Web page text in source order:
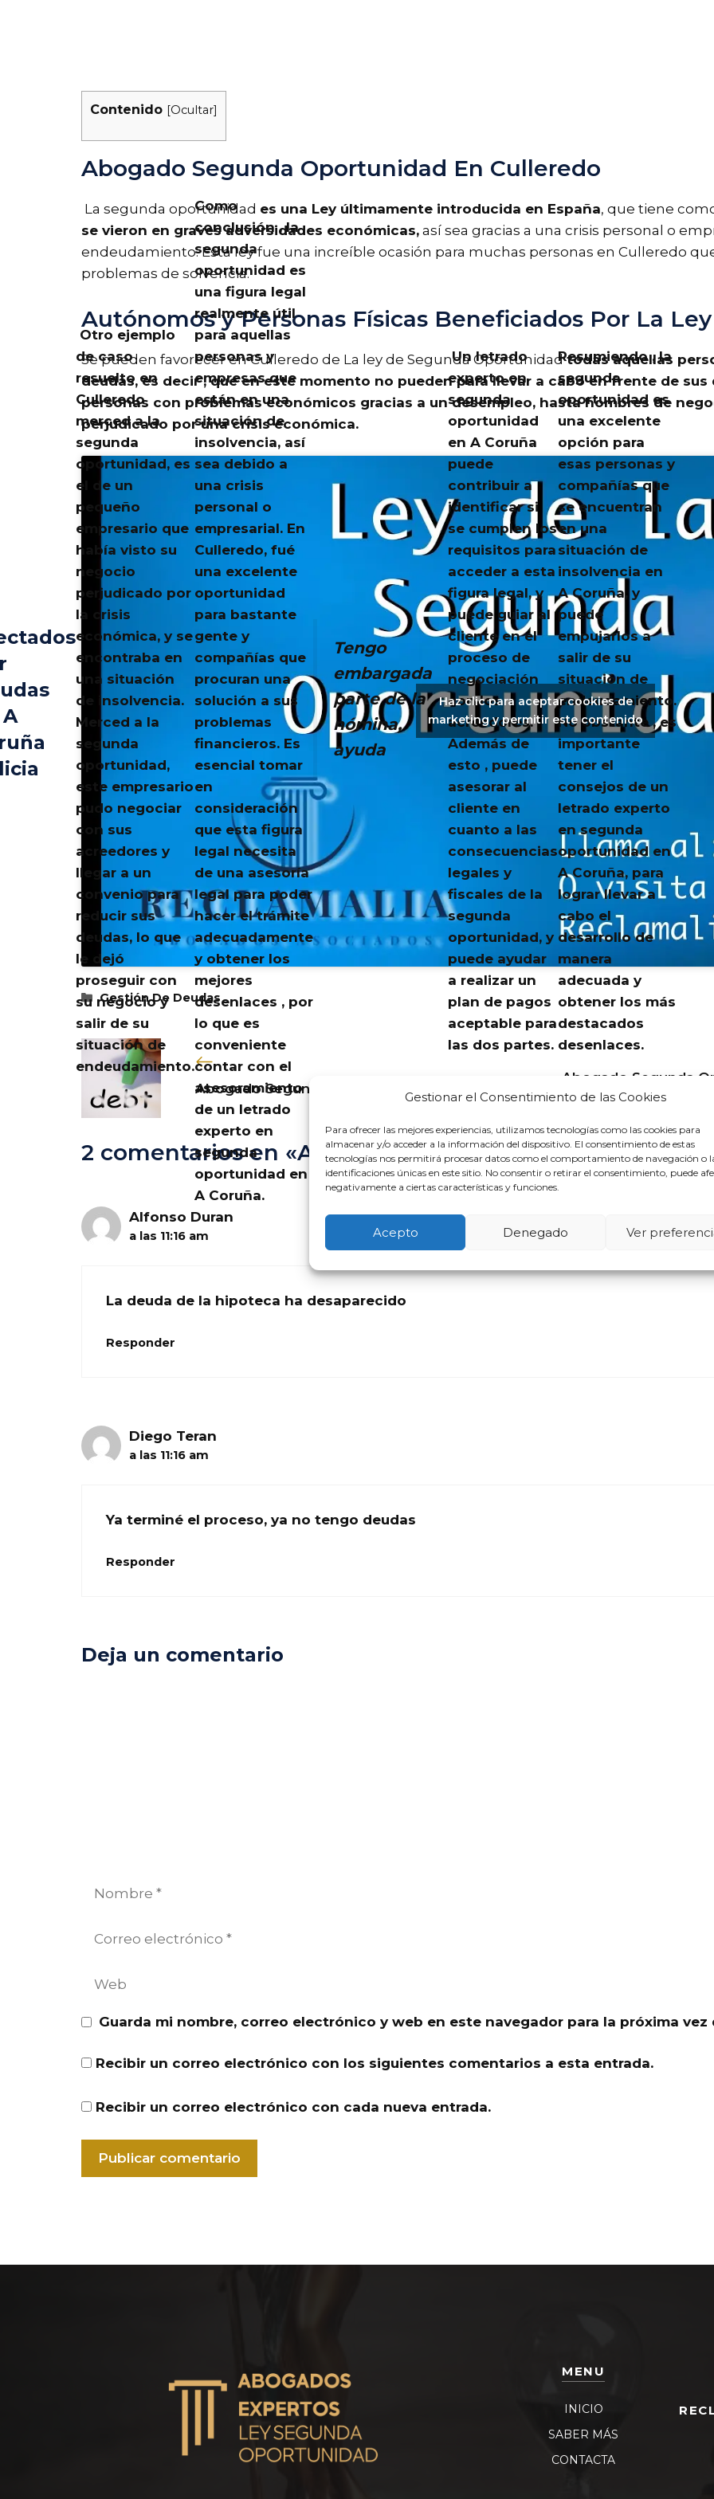
Gestionar el Consentimiento de las Cookies
Para ofrecer las mejores experiencias, utilizamos tecnologías como las cookies para
almacenar y/o acceder a la información del dispositivo. El consentimiento de estas
tecnologías nos permitirá procesar datos como el comportamiento de navegación o
identificaciones únicas en este sitio. No consentir o retirar el consentimiento, puede
negativamente a ciertas características y funciones.
Acepto Denegado Ver
Contenido [Ocultar]
Abogado Segunda Oportunidad En Culleredo
La segunda oportunidad es una Ley últimamente introducida en España, que tiene
se vieron en graves adversidades económicas, así sea gracias a una crisis personal o
endeudamiento. Esta ley fue una increíble ocasión para muchas personas en Culleredo
problemas de solvencia.
Autónomos y Personas Físicas Beneficiados Por La
Se pueden favorecer en Culleredo de La ley de Segunda Oportunidadtodas aquellas
deudas, es decir ,que en este momento no pueden para llevar a cabo en frente de sus
personas con problemas económicos gracias a un desempleo, hasta hombres de
perjudicado por una crisis económica.
Otro ejemplo
de caso
resuelto en
Culleredo
merced a la
segunda
oportunidad, es
el de un
pequeño
empresario que
había visto su
negocio
perjudicado por
la crisis
económica, y se
encontraba en
una situación
de insolvencia.
Merced a la
segunda
oportunidad,
este empresario
pudo negociar
con sus
acreedores y
llegar a un
convenio para
reducir sus
deudas, lo que
le dejó
proseguir con
su negocio y
salir de su
situación de
endeudamiento.
Como
conclusión , la
segunda
oportunidad es
una figura legal
realmente útil
para aquellas
personas y
empresas que
están en una
situación de
insolvencia, así
sea debido a
una crisis
personal o
empresarial. En
Culleredo, fué
una excelente
oportunidad
para bastante
gente y
compañías que
procuran una
solución a sus
problemas
financieros. Es
esencial tomar
en
consideración
que esta figura
legal necesita
de una asesoría
legal para poder
hacer el trámite
adecuadamente
y obtener los
mejores
desenlaces , por
lo que es
conveniente
contar con el
asesoramiento
de un letrado
experto en
segunda
oportunidad en
A Coruña.
Tengo
embargada
parte de la
nómina,
ayuda
Un letrado
experto en
segunda
oportunidad
en A Coruña
puede
contribuir a
identificar si
se cumplen los
requisitos para
acceder a esta
figura legal, y
puede guiar al
cliente en el
proceso de
negociación
con los
acreedores.
Además de
esto , puede
asesorar al
cliente en
cuanto a las
consecuencias
legales y
fiscales de la
segunda
oportunidad, y
puede ayudar
a realizar un
plan de pagos
aceptable para
las dos partes.
Resumiendo , la
segunda
oportunidad es
una excelente
opción para
esas personas y
compañías que
se encuentran
en una
situación de
insolvencia en
A Coruña, y
puede
empujarlos a
salir de su
situación de
endeudamiento.
No obstante , es
importante
tener el
consejos de un
letrado experto
en segunda
oportunidad en
A Coruña, para
lograr llevar a
cabo el
desarrollo de
manera
adecuada y
obtener los más
destacados
desenlaces.
Haz clic para aceptar cookies de
marketing y permitir este contenido
Categorías
Gestión De Deudas
Abogado Segunda Oportunidad En Durango
Abogado Segunda
2 comentarios en «Abogado Segunda Oportunidad En
Alfonso Duran
a las 11:16 am
La deuda de la hipoteca ha desaparecido
Responder
Diego Teran
a las 11:16 am
Ya terminé el proceso, ya no tengo deudas
Responder
Deja un comentario
Nombre
Guarda mi nombre, correo electrónico y web en este navegador para la próxima vez
Recibir un correo electrónico con los siguientes comentarios a esta entrada.
Recibir un correo electrónico con cada nueva entrada.
MENU
INICIO
SABER MÁS
CONTACTA